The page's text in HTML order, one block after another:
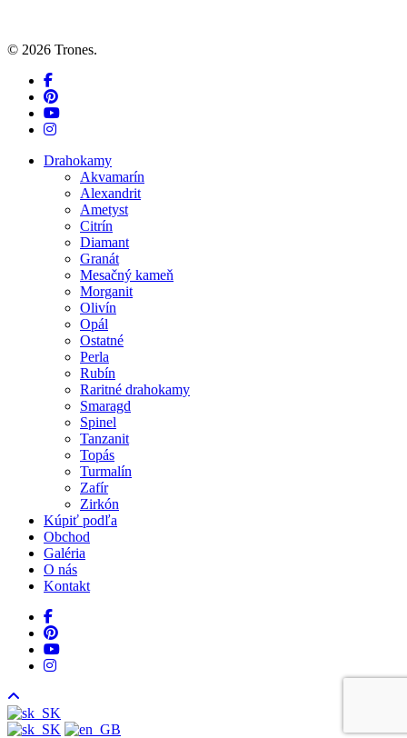
© 2026 Trones.
facebook
pinterest
youtube
instagram
Close
Drahokamy
Akvamarín
Alexandrit
Ametyst
Citrín
Diamant
Granát
Mesačný kameň
Morganit
Olivín
Opál
Ostatné
Perla
Rubín
Raritné drahokamy
Smaragd
Spinel
Tanzanit
Topás
Turmalín
Zafír
Zirkón
Kúpiť podľa
Obchod
Galéria
O nás
Kontakt
facebook
pinterest
youtube
instagram